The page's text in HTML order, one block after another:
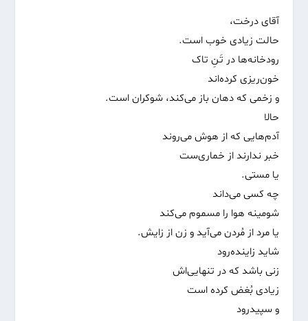
آقای درخت،
حالت زیادی خوب است.
رودخانه‌ها در تَنِ تاک
خون‌ریزی کرده‌اند
و زخمی که دهان باز می‌کند، شوکران است.
حالا
آدم‌هایی که از هوش می‌روند
خبر ندارند از خماری‌ست
یا مستی.
چه کسی می‌داند
شومینه هوا را مسموم می‌کند
یا مرد از مُردن می‌آید و زن از زایش.
شاید زاینده‌رود
زنی باشد که در تنهایی‌اش
زیادی بُغض کرده است
و سپیدرود